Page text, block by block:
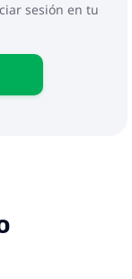
sesión en tu